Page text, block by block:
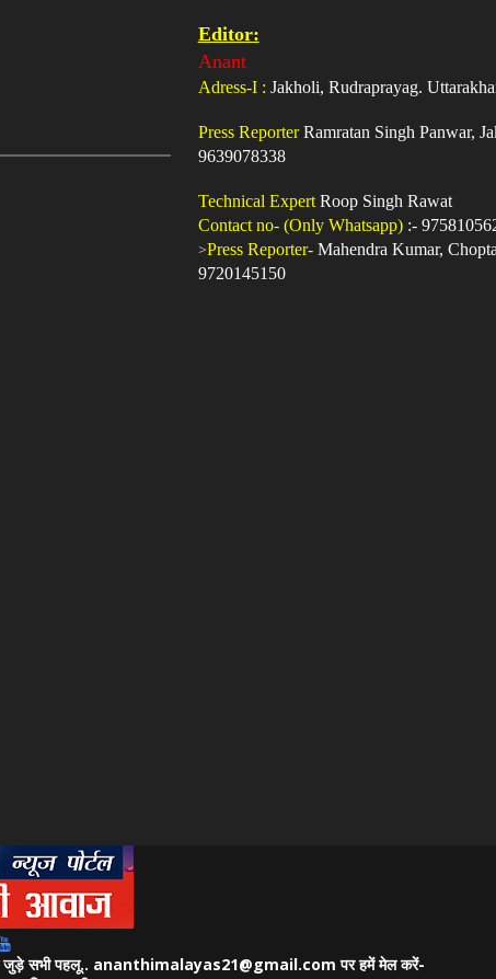
Editor:
Anant
Adress-I : Jakholi, Rudraprayag.
Press ReporterRamratan Singh Panwar,
9639078338
Technical ExpertRoop Singh Rawat
Contact no- (Only Whatsapp) :-
>Press Reporter-Mahendra Kumar,
9720145150
से जुड़े सभी पहलू.. ananthimalayas21@gmail.com पर हमें मेल करें-